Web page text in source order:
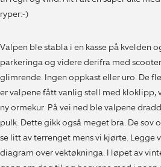
ryper:-)
Valpen ble stabla i en kasse på kvelden
parkeringa og videre derifra med
glimrende. Ingen oppkast eller uro. De
er valpene fått vanlig stell med kloklipp,
ny ormekur. På vei ned ble valpene
pulk. Dette gikk også meget bra. De sov
se litt av terrenget mens vi kjørte. Legge
diagram over vektøkninga. I løpet av